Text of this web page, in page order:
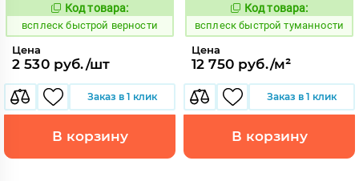
235381
Код товара:
всплеск быстрой верности
Цена
2 530 руб./шт
Заказ в 1 клик
В корзину
235484
Код товара:
всплеск быстрой туманности
Цена
12 750 руб./м²
Заказ в 1 клик
В корзину